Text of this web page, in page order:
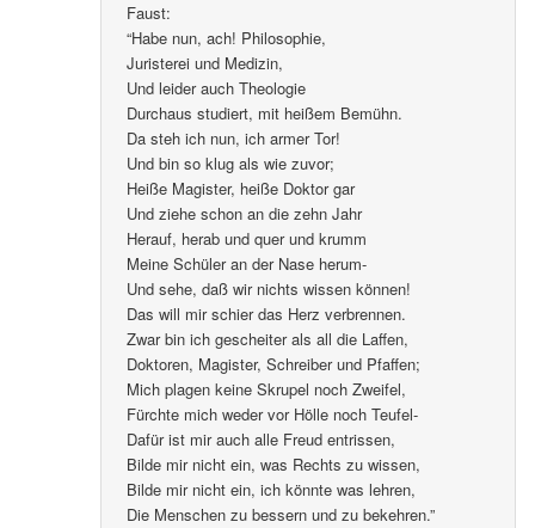
Faust:
“Habe nun, ach! Philosophie,
Juristerei und Medizin,
Und leider auch Theologie
Durchaus studiert, mit heißem Bemühn.
Da steh ich nun, ich armer Tor!
Und bin so klug als wie zuvor;
Heiße Magister, heiße Doktor gar
Und ziehe schon an die zehn Jahr
Herauf, herab und quer und krumm
Meine Schüler an der Nase herum-
Und sehe, daß wir nichts wissen können!
Das will mir schier das Herz verbrennen.
Zwar bin ich gescheiter als all die Laffen,
Doktoren, Magister, Schreiber und Pfaffen;
Mich plagen keine Skrupel noch Zweifel,
Fürchte mich weder vor Hölle noch Teufel-
Dafür ist mir auch alle Freud entrissen,
Bilde mir nicht ein, was Rechts zu wissen,
Bilde mir nicht ein, ich könnte was lehren,
Die Menschen zu bessern und zu bekehren.”